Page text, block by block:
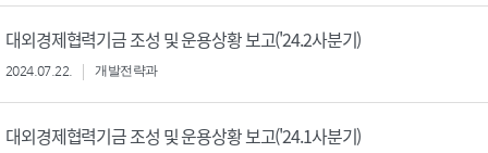
대외경제협력기금 조성 및 운용상황 보고('24.2사분기)
2024.07.22. 개발전략과
대외경제협력기금 조성 및 운용상황 보고('24.1사분기)